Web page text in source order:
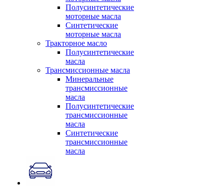
Полусинтетические
моторные масла
Синтетические
моторные масла
Тракторное масло
Полусинтетические
масла
Трансмиссионные масла
Минеральные
трансмиссионные
масла
Полусинтетические
трансмиссионные
масла
Синтетические
трансмиссионные
масла